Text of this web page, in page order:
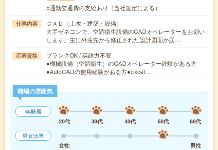
○通勤交通費の支給あり（当社規定による）
仕事内容
ＣＡＤ（土木・建築・設備）
大手ゼネコンで、空調衛生設備のCADオペレーターをお願い
します。主に外注先から修正された設計図面が届…
応募資格
ブランクOK / 英語力不要
●機械設備（空調衛生）のCADオペレーター経験がある方
●AutoCADの使用経験がある方●Excel…
職場の雰囲気
年齢層
20代
30代 40代 50代
60代
男女比率
女性
男性